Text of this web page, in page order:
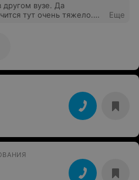
другом вузе. Да
тут очень тяжело.
решать вам. Скажу
не дадут,
заинтересован в том
Еще